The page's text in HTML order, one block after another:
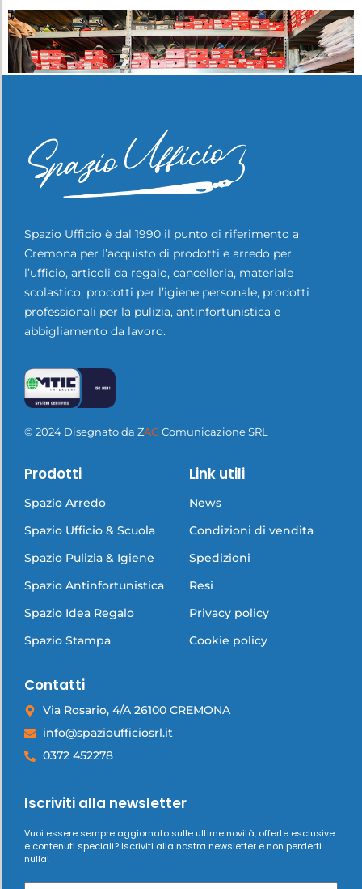
Leggi tutto
Spazio Ufficio è dal 1990 il punto di riferimento a
Cremona per l’acquisto di prodotti e arredo per
l’ufficio, articoli da regalo, cancelleria, materiale
scolastico, prodotti per l’igiene personale, prodotti
professionali per la pulizia, antinfortunistica e
abbigliamento da lavoro.
© 2024 Disegnato da ZAG Comunicazione SRL
Prodotti
Spazio Arredo
Spazio Ufficio & Scuola
Spazio Pulizia & Igiene
Spazio Antinfortunistica
Spazio Idea Regalo
Spazio Stampa
Link utili
News
Condizioni di vendita
Spedizioni
Resi
Privacy policy
Cookie policy
Contatti
Via Rosario, 4/A 26100 CREMONA
info@spazioufficiosrl.it
0372 452278
Iscriviti alla newsletter
Vuoi essere sempre aggiornato sulle ultime novità, offerte esclusive
e contenuti speciali? Iscriviti alla nostra newsletter e non perderti
nulla!